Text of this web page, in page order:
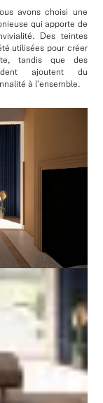
avons choisi une
qui apporte de
Des teintes
utilisées pour créer
tandis que des
ajoutent du
à l'ensemble.